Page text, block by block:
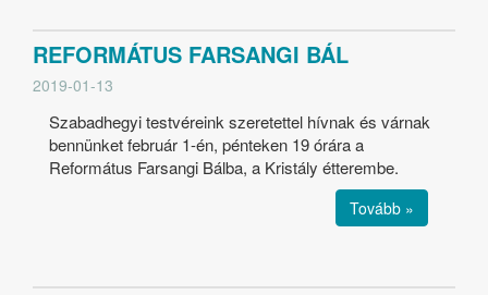
REFORMÁTUS FARSANGI BÁL
2019-01-13
Szabadhegyi testvéreink szeretettel hívnak és várnak
bennünket február 1-én, pénteken 19 órára a
Református Farsangi Bálba, a Kristály étterembe.
Tovább »